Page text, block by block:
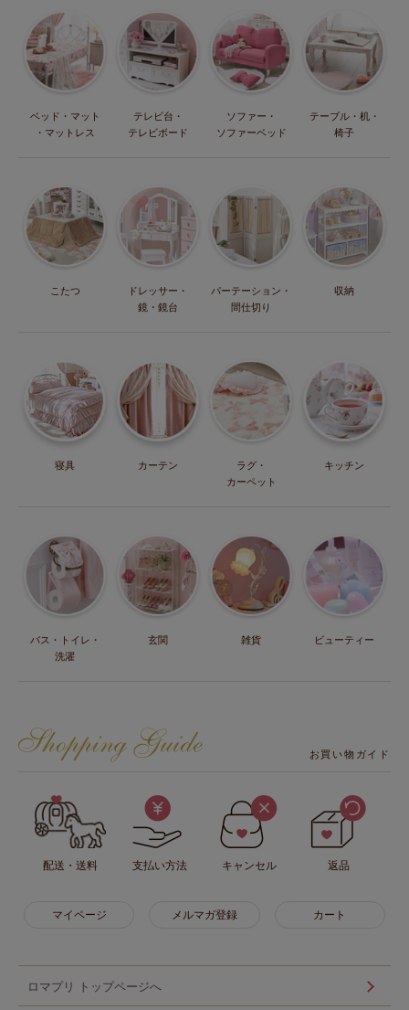
ベッド・マット
・マットレス
テレビ台・
テレビボード
ソファー・
ソファーベッド
テーブル・机・
椅子
こたつ
ドレッサー・
鏡・鏡台
パーテーション・
間仕切り
収納
寝具 カーテン
ラグ・
カーペット
キッチン
バス・トイレ・
洗濯
玄関 雑貨 ビューティー
お買い物ガイド
配送・送料 支払い方法 キャンセル 返品
マイページ メルマガ登録 カート
ロマプリ トップページへ